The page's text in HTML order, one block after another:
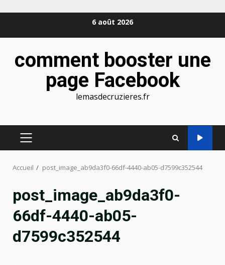
6 août 2026
comment booster une
page Facebook
lemasdecruzieres.fr
MENU
Accueil post_image_ab9da3f0-66df-4440-ab05-d7599c352544
post_image_ab9da3f0-
66df-4440-ab05-
d7599c352544